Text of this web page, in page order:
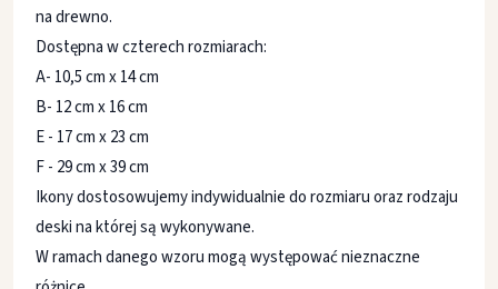
na drewno.
Dostępna w czterech rozmiarach:
A- 10,5 cm x 14 cm
B- 12 cm x 16 cm
E - 17 cm x 23 cm
F - 29 cm x 39 cm
Ikony dostosowujemy indywidualnie do rozmiaru oraz rodzaju
deski na której są wykonywane.
W ramach danego wzoru mogą występować nieznaczne